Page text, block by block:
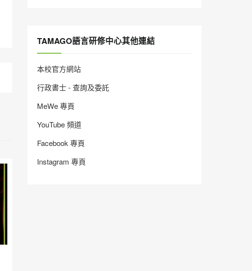
TAMAGO語言研修中心其他連結
本校官方網站
行政書士 - 查詢及委託
MeWe 專頁
YouTube 頻道
Facebook 專頁
Instagram 專頁